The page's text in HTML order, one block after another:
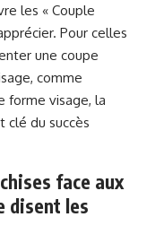
les « Couple
Pour celles
une coupe
comme
forme visage, la
clé du succès
face aux
disent les